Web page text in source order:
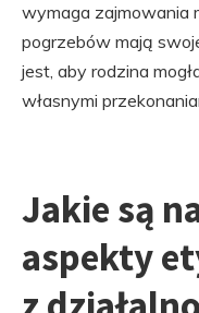
wymaga zajmowania
pogrzebów mają
jest, aby rodzina
własnymi
Jakie są
aspekty